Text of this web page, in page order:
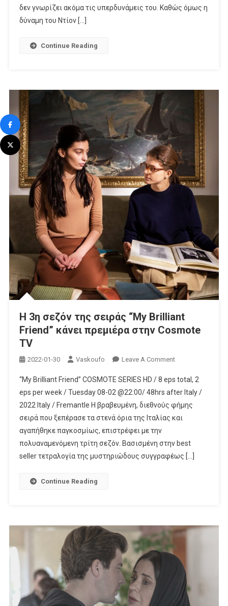
δεν γνωρίζει ακόμα τις υπερδυνάμεις του. Καθώς όμως η
δύναμη του Ντίον […]
Continue Reading
H 3η σεζόν της σειράς “My Brilliant
Friend” κάνει πρεμιέρα στην Cosmote
TV
2022-01-30 Vaskoufo Leave A CommentOn
3η
Σεζόν
Της
Σειράς
Brilliant
Friend”
“My Brilliant Friend” COSMOTE SERIES HD / 8 eps total, 2
eps per week / Tuesday 08-02 @22:00/ 48hrs after Italy /
2022 Italy / Fremantle Η βραβευμένη, διεθνούς φήμης
σειρά που ξεπέρασε τα στενά όρια της Ιταλίας και
αγαπήθηκε παγκοσμίως, επιστρέφει με την
πολυαναμενόμενη τρίτη σεζόν. Βασισμένη στην best
seller τετραλογία της μυστηριώδους συγγραφέως […]
Continue Reading